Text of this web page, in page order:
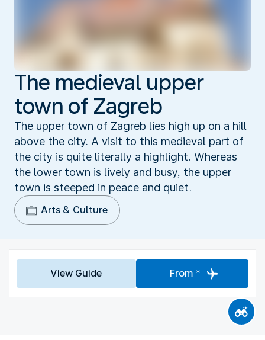
The medieval upper
town of Zagreb
The upper town of Zagreb lies high up on a hill
above the city. A visit to this medieval part of
the city is quite literally a highlight. Whereas
the lower town is lively and busy, the upper
town is steeped in peace and quiet.
Arts & Culture
View Guide From *